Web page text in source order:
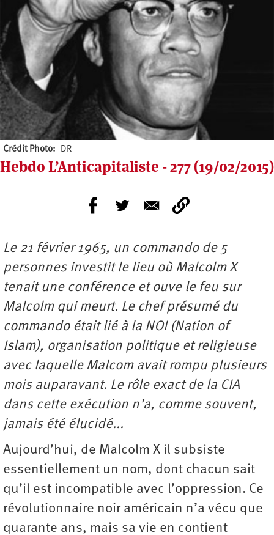
Crédit Photo DR
Hebdo L’Anticapitaliste - 277 (19/02/2015)
Le 21 février 1965, un commando de 5
personnes investit le lieu où Malcolm X
tenait une conférence et ouve le feu sur
Malcolm qui meurt. Le chef présumé du
commando était lié à la NOI (Nation of
Islam), organisation politique et religieuse
avec laquelle Malcom avait rompu plusieurs
mois auparavant. Le rôle exact de la CIA
dans cette exécution n’a, comme souvent,
jamais été élucidé...
Aujourd’hui, de Malcolm X il subsiste
essentiellement un nom, dont chacun sait
qu’il est incompatible avec l’oppression. Ce
révolutionnaire noir américain n’a vécu que
quarante ans, mais sa vie en contient